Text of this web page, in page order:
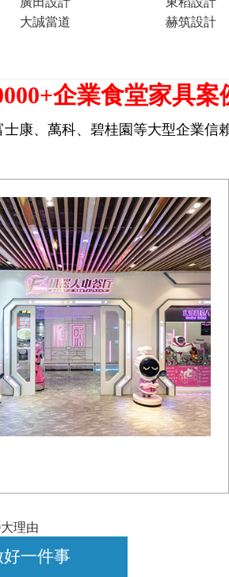
大誠當道 赫筑設計
企業食堂家具案
士康、萬科、碧桂園等大型企業信
理由
一件事